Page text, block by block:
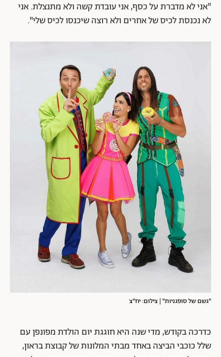
"אני לא מדברת על כסף, אני עובדת קשה ולא מתנצלת. אני
לא נכנסת לכיס של אחרים ולא רוצה שיכנסו לכיס שלי".
"גשם של סופגניות" | צילום: יח"צ
כדרכה בקודש, מדי שנה היא חוגגת יום הולדת מפונפן עם
שלל כוכבי הביצה באחד מבתי המלונות של קבוצת בראון,